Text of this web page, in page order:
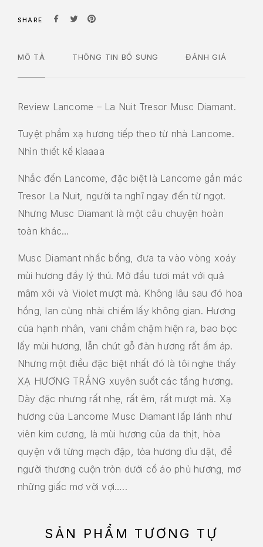
SHARE
MÔ TẢ THÔNG TIN BỔ SUNG ĐÁNH GIÁ
Review Lancome – La Nuit Tresor Musc Diamant.
Tuyệt phẩm xạ hương tiếp theo từ nhà Lancome.
Nhìn thiết kế kìaaaa
Nhắc đến Lancome, đặc biệt là Lancome gắn mác
Tresor La Nuit, người ta nghĩ ngay đến từ ngọt.
Nhưng Musc Diamant là một câu chuyện hoàn
toàn khác…
Musc Diamant nhấc bổng, đưa ta vào vòng xoáy
mùi hương đầy lý thú. Mở đầu tươi mát với quả
mâm xôi và Violet mượt mà. Không lâu sau đó hoa
hồng, lan cùng nhài chiếm lấy không gian. Hương
của hạnh nhân, vani chầm chậm hiện ra, bao bọc
lấy mùi hương, lẫn chút gỗ đàn hương rất ấm áp.
Nhưng một điều đặc biệt nhất đó là tôi nghe thấy
XẠ HƯƠNG TRẮNG xuyên suốt các tầng hương.
Dày đặc nhưng rất nhẹ, rất êm, rất mượt mà. Xạ
hương của Lancome Musc Diamant lấp lánh như
viên kim cương, là mùi hương của da thịt, hòa
quyện với từng mạch đập, tỏa hương dìu dặt, để
người thương cuộn tròn dưới cổ áo phủ hương, mơ
những giấc mơ vời vợi…..
SẢN PHẨM TƯƠNG TỰ